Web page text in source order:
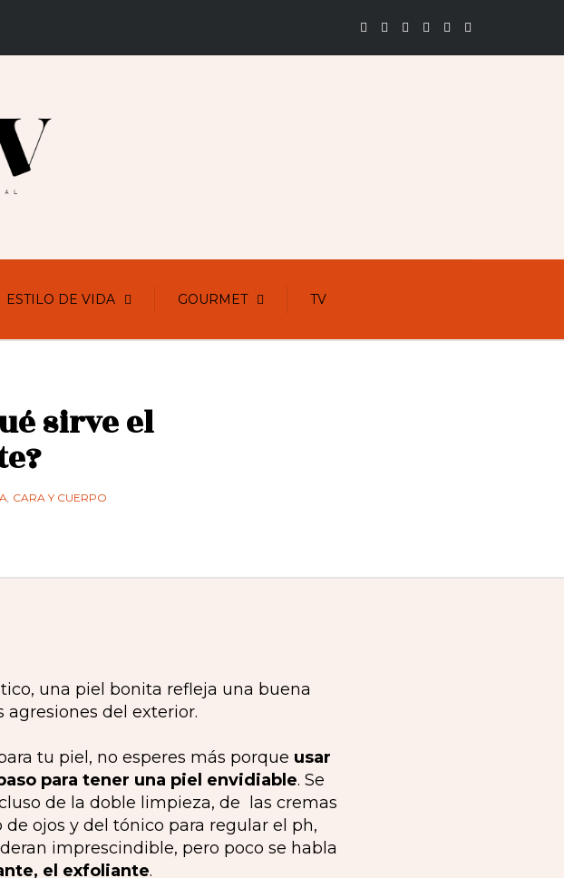
ESTILO DE VIDA GOURMET TV
sirve el
, CARA Y CUERPO
una piel bonita refleja una buena
del exterior.
tu piel, no esperes más porque usar
para tener una piel envidiable. Se
de la doble limpieza, de las cremas
ojos y del tónico para regular el ph,
imprescindible, pero poco se habla
el exfoliante.